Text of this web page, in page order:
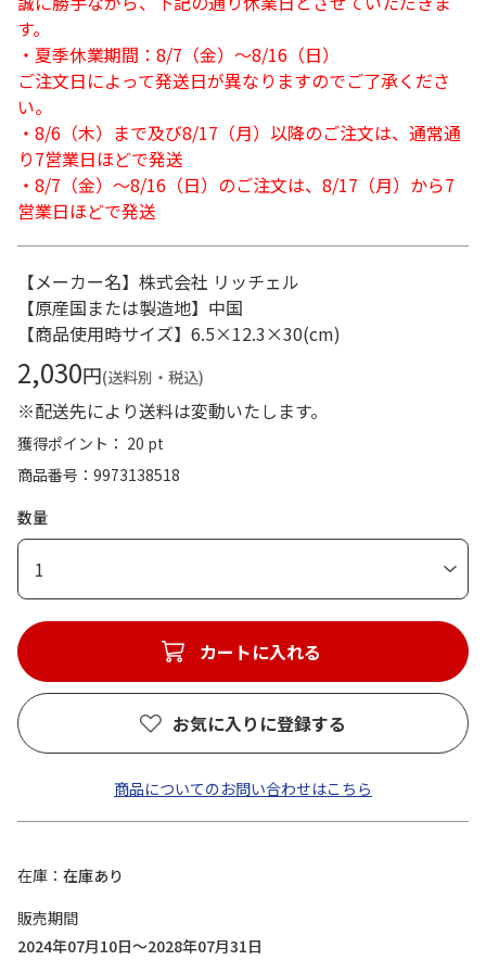
す。
・夏季休業期間：8/7（金）～8/16（日）
ご注文日によって発送日が異なりますのでご了承くださ
い。
・8/6（木）まで及び8/17（月）以降のご注文は、通常通
り7営業日ほどで発送
・8/7（金）～8/16（日）のご注文は、8/17（月）から7
営業日ほどで発送
【メーカー名】株式会社 リッチェル
【原産国または製造地】中国
【商品使用時サイズ】6.5×12.3×30(cm)
2,030円(送料別・税込)
※配送先により送料は変動いたします。
獲得ポイント： 20 pt
商品番号
9973138518
数量
1
カートに入れる
お気に入りに登録する
商品についてのお問い合わせはこちら
在庫
在庫あり
販売期間
2024年07月10日～2028年07月31日